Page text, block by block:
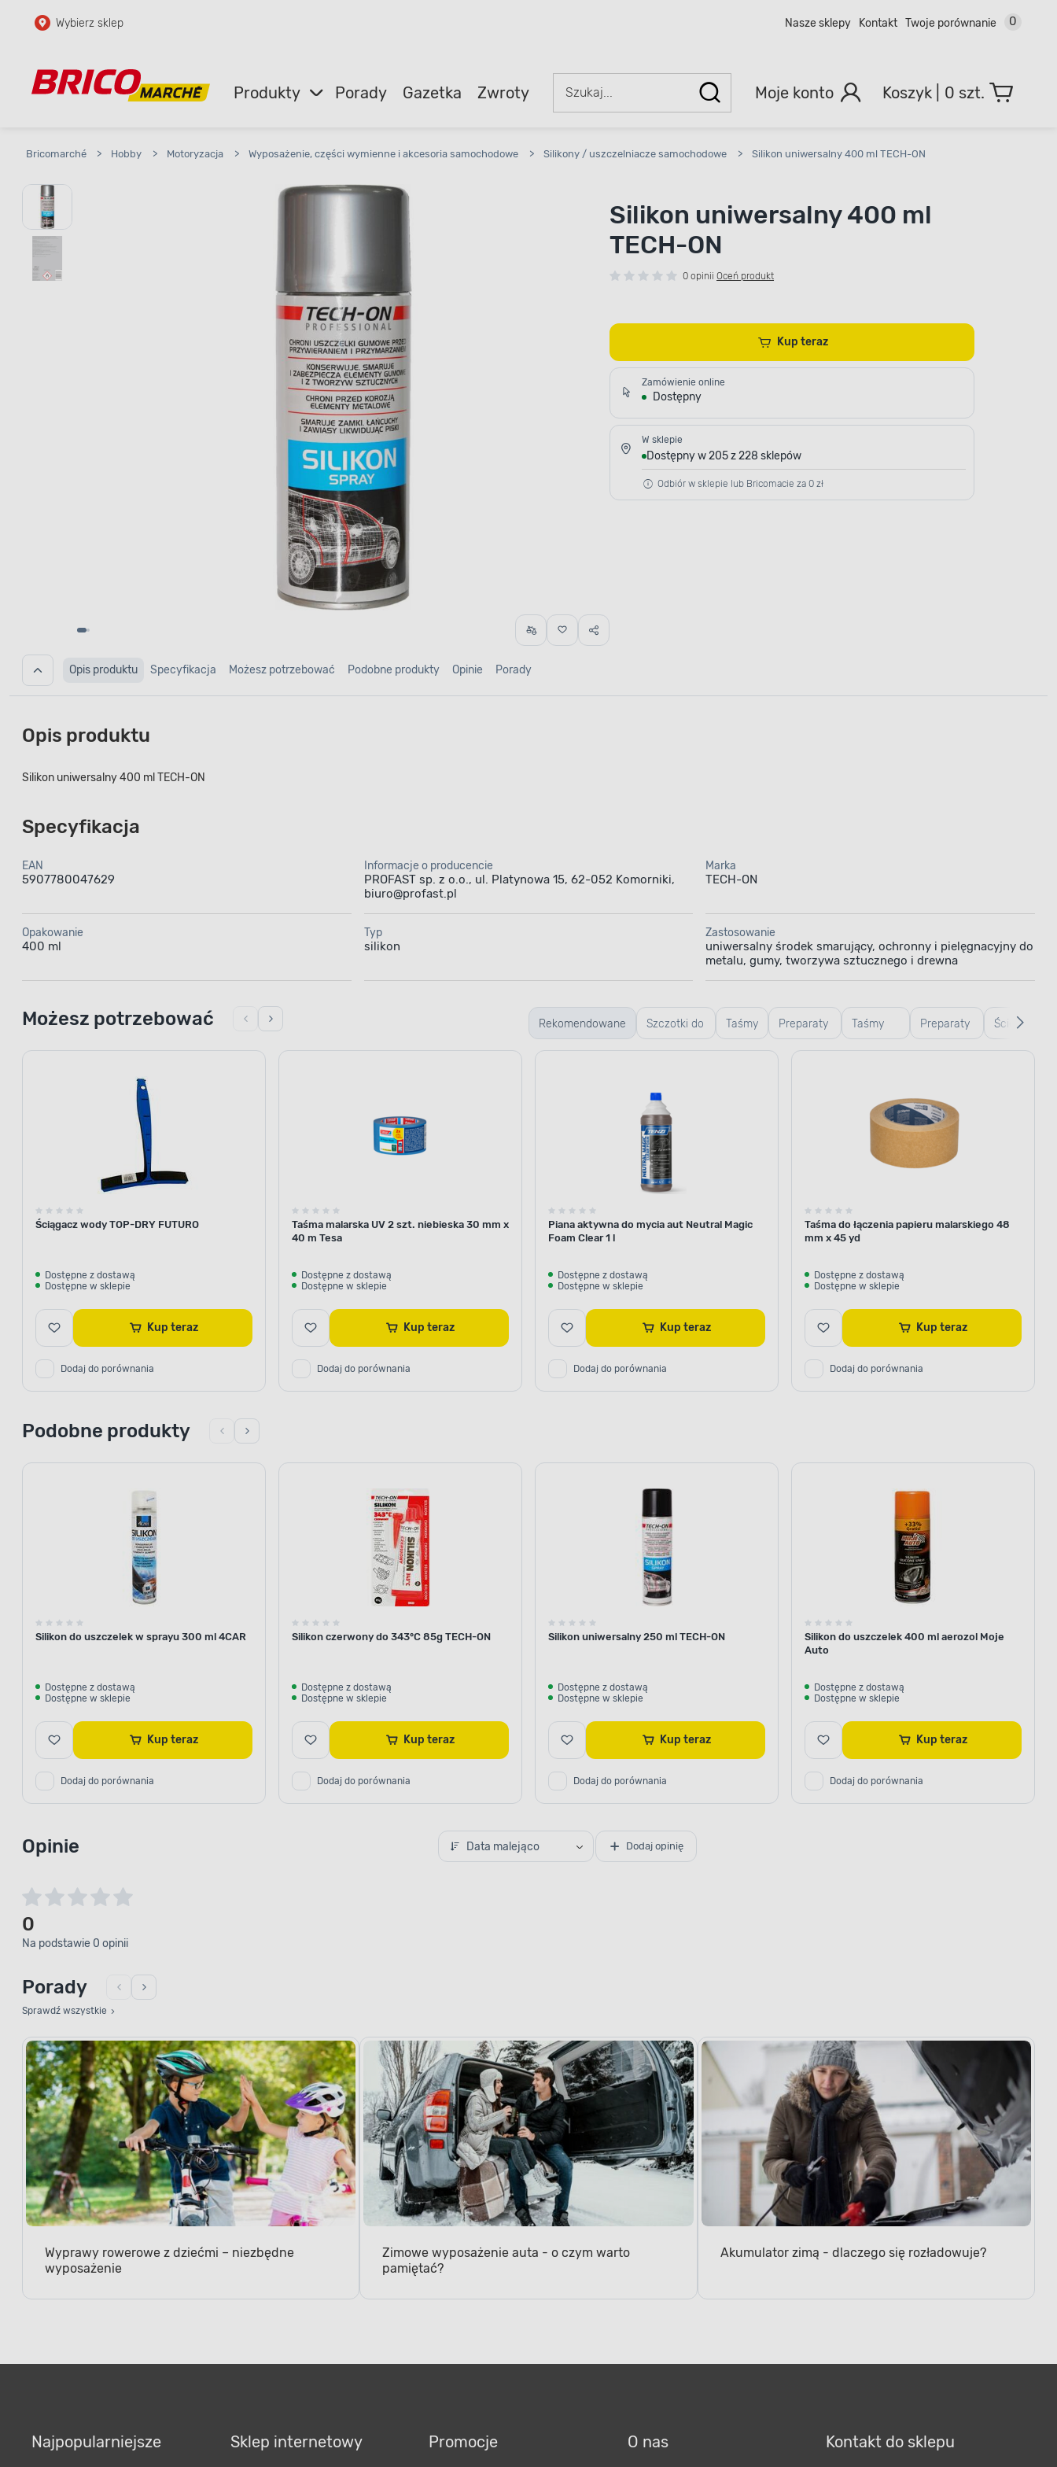
Przejdź do głównej zawartości
Przejdź do wyszukiwarki
Wybierz sklep Nasze sklepy Kontakt Twoje porównanie 0
Produkty Porady Gazetka Zwroty Moje konto 0 szt.
Bricomarché > Hobby > Motoryzacja > Wyposażenie, części wymienne i akcesoria samochodowe > Silikony / uszczelniacze samochodowe > Silikon uniwersalny 400 ml TECH-ON
Silikon uniwersalny 400 ml
TECH-ON
0 opinii Oceń produkt
Kup teraz
Zamówienie online
Dostępny
W sklepie
Dostępny w 205 z 228 sklepów
Odbiór w sklepie lub Bricomacie za 0 zł
Opis produktu Specyfikacja Możesz potrzebować Podobne produkty Opinie Porady
Opis produktu
Silikon uniwersalny 400 ml TECH-ON
Specyfikacja
EAN
5907780047629
Informacje o producencie
PROFAST sp. z o.o., ul. Platynowa 15, 62-052 Komorniki,
biuro@profast.pl
Marka
TECH-ON
Opakowanie
400 ml
Typ
silikon
Zastosowanie
uniwersalny środek smarujący, ochronny i pielęgnacyjny do
metalu, gumy, tworzywa sztucznego i drewna
Rekomendowane Szczotki do Taśmy Preparaty Taśmy Preparaty
silnika
Ściereczki,
Możesz potrzebować
Ściągacz wody TOP-DRY FUTURO
Dostępne z dostawą
Dostępne w sklepie
Kup teraz
Dodaj do porównania
Taśma malarska UV 2 szt. niebieska 30 mm x
40 m Tesa
Dostępne z dostawą
Dostępne w sklepie
Kup teraz
Dodaj do porównania
Piana aktywna do mycia aut Neutral Magic
Foam Clear 1 l
Dostępne z dostawą
Dostępne w sklepie
Kup teraz
Dodaj do porównania
Taśma do łączenia papieru malarskiego 48
mm x 45 yd
Dostępne z dostawą
Dostępne w sklepie
Kup teraz
Dodaj do porównania
Podobne produkty
Silikon do uszczelek w sprayu 300 ml 4CAR
Dostępne z dostawą
Dostępne w sklepie
Kup teraz
Dodaj do porównania
Silikon czerwony do 343°C 85g TECH-ON
Dostępne z dostawą
Dostępne w sklepie
Kup teraz
Dodaj do porównania
Silikon uniwersalny 250 ml TECH-ON
Dostępne z dostawą
Dostępne w sklepie
Kup teraz
Dodaj do porównania
Silikon do uszczelek 400 ml aerozol Moje
Auto
Dostępne z dostawą
Dostępne w sklepie
Kup teraz
Dodaj do porównania
Opinie Data malejąco Dodaj opinię
0
Na podstawie 0 opinii
Porady
Sprawdź wszystkie
Wyprawy rowerowe z dziećmi – niezbędne
wyposażenie
Zimowe wyposażenie auta - o czym warto
pamiętać?
Akumulator zimą - dlaczego się rozładowuje?
Najpopularniejsze Sklep internetowy Promocje O nas Kontakt do sklepu